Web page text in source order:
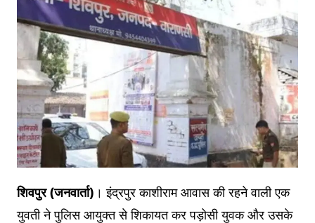
शिवपुर (जनवार्ता) । इंद्रपुर काशीराम आवास की रहने वाली एक
युवती ने पुलिस आयुक्त से शिकायत कर पड़ोसी युवक और उसके